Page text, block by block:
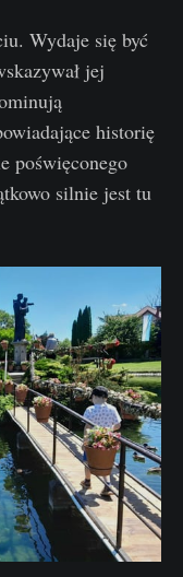
Wydaje się być
jej
historię
poświęconego
silnie jest tu